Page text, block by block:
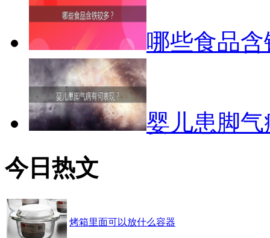
哪些食品
婴儿患脚
今日热文
烤箱里面可以放什么容器